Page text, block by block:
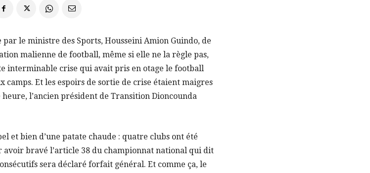
le ministre des Sports, Housseini Amion Guindo, de
malienne de football, même si elle ne la règle pas,
interminable crise qui avait pris en otage le football
camps. Et les espoirs de sortie de crise étaient maigres
l’ancien président de Transition Dioncounda
et bien d’une patate chaude : quatre clubs ont été
bravé l’article 38 du championnat national qui dit
sera déclaré forfait général. Et comme ça, le